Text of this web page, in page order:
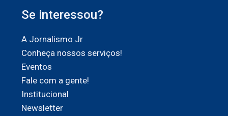
Se interessou?
A Jornalismo Jr
Conheça nossos serviços!
Eventos
Fale com a gente!
Institucional
Newsletter